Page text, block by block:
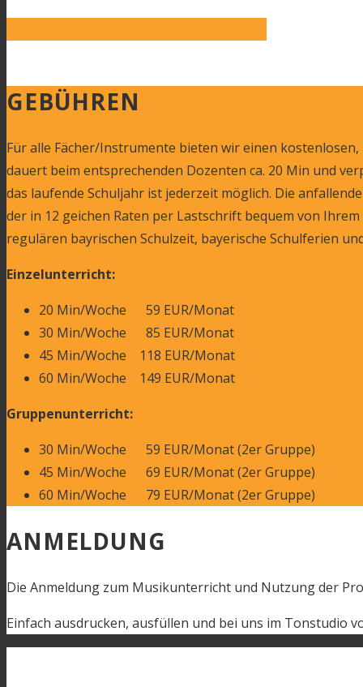
GEBÜHREN
Für alle Fächer/Instrumente bieten wir einen
dauert beim entsprechenden Dozenten ca. 20 Min und
das laufende Schuljahr ist jederzeit möglich. Die
der in 12 geichen Raten per Lastschrift bequem von
regulären bayrischen Schulzeit, bayerische Schulferien
Einzelunterricht:
20 Min/Woche 59 EUR/Monat
30 Min/Woche 85 EUR/Monat
45 Min/Woche 118 EUR/Monat
60 Min/Woche 149 EUR/Monat
Gruppenunterricht:
30 Min/Woche 59 EUR/Monat (2er Gruppe)
45 Min/Woche 69 EUR/Monat (2er Gruppe)
60 Min/Woche 79 EUR/Monat (2er Gruppe)
ANMELDUNG
Die Anmeldung zum Musikunterricht und Nutzung der
Einfach ausdrucken, ausfüllen und bei uns im Tonstudio